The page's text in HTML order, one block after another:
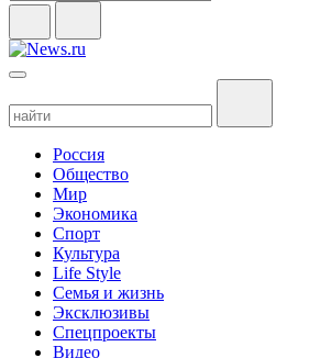
Россия
Общество
Мир
Экономика
Спорт
Культура
Life Style
Семья и жизнь
Эксклюзивы
Спецпроекты
Видео